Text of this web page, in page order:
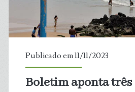
Publicado em 11/11/2023
Boletim aponta três